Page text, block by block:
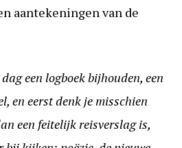
aantekeningen van de
een logboek bijhouden, een
en eerst denk je misschien
een feitelijk reisverslag is,